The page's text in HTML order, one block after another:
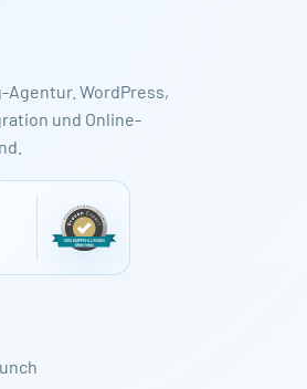
Agentur. WordPress,
und Online-